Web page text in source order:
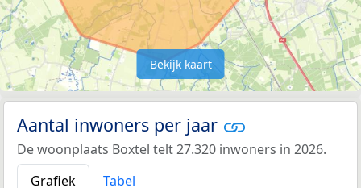
Bekijk kaart
Aantal inwoners per jaar
De woonplaats Boxtel telt 27.320 inwoners in 2026.
Grafiek
Tabel